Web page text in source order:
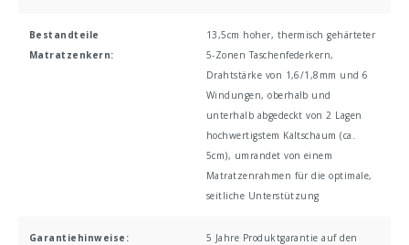
Bestandteile
Matratzenkern:
13,5cm hoher, thermisch gehärteter
5-Zonen Taschenfederkern,
Drahtstärke von 1,6/1,8mm und 6
Windungen, oberhalb und
unterhalb abgedeckt von 2 Lagen
hochwertigstem Kaltschaum (ca.
5cm), umrandet von einem
Matratzenrahmen für die optimale,
seitliche Unterstützung
Garantiehinweise:
5 Jahre Produktgarantie auf den